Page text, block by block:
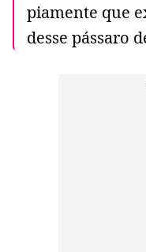
piamente que
desse pássaro